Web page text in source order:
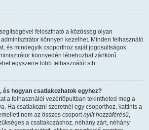
felosztható a közösség olyan
könnyen kezelhet. Minden felhasználó
és mindegyik csoporthoz saját jogosultságok
könnyedén létrehozhat zártkörű
egyszerre több felhasználót stb.
és hogyan csatlakozhatok egyhez?
a felhasználói vezérlőpultban tekintheted meg a
Ha csatlakozni szeretnél egy csoporthoz, kattints a
nem az összes csoportnyílt hozzáférésű,
a csatlakozáshoz, néhány zárt, néhány